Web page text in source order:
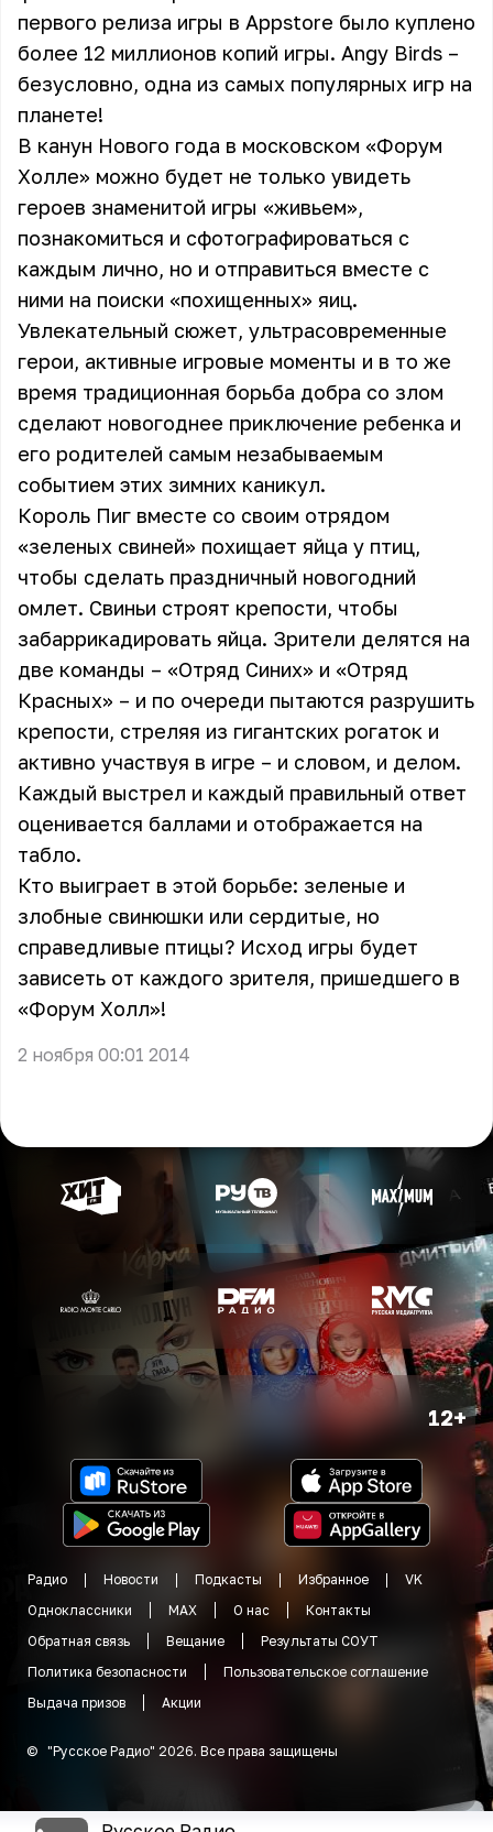
первого релиза игры в Appstore было куплено
более 12 миллионов копий игры. Angy Birds –
безусловно, одна из самых популярных игр на
планете!
В канун Нового года в московском «Форум
Холле» можно будет не только увидеть
героев знаменитой игры «живьем»,
познакомиться и сфотографироваться с
каждым лично, но и отправиться вместе с
ними на поиски «похищенных» яиц.
Увлекательный сюжет, ультрасовременные
герои, активные игровые моменты и в то же
время традиционная борьба добра со злом
сделают новогоднее приключение ребенка и
его родителей самым незабываемым
событием этих зимних каникул.
Король Пиг вместе со своим отрядом
«зеленых свиней» похищает яйца у птиц,
чтобы сделать праздничный новогодний
омлет. Свиньи строят крепости, чтобы
забаррикадировать яйца. Зрители делятся на
две команды – «Отряд Синих» и «Отряд
Красных» – и по очереди пытаются разрушить
крепости, стреляя из гигантских рогаток и
активно участвуя в игре – и словом, и делом.
Каждый выстрел и каждый правильный ответ
оценивается баллами и отображается на
табло.
Кто выиграет в этой борьбе: зеленые и
злобные свинюшки или сердитые, но
справедливые птицы? Исход игры будет
зависеть от каждого зрителя, пришедшего в
«Форум Холл»!
2 ноября 00:01 2014
12+
Радио Новости Подкасты Избранное
VK
Одноклассники
MAX О нас
Контакты
Обратная связь
Вещание
Результаты СОУТ
Политика безопасности
Пользовательское соглашение
Выдача призов
Акции
© "Русское Радио" 2026. Все права защищены